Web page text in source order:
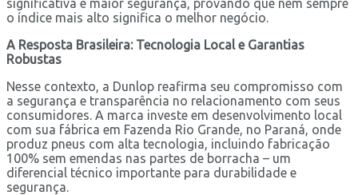
significativa e maior segurança, provando que nem sempre
o índice mais alto significa o melhor negócio.
A Resposta Brasileira: Tecnologia Local e Garantias
Robustas
Nesse contexto, a Dunlop reafirma seu compromisso com
a segurança e transparência no relacionamento com seus
consumidores. A marca investe em desenvolvimento local
com sua fábrica em Fazenda Rio Grande, no Paraná, onde
produz pneus com alta tecnologia, incluindo fabricação
100% sem emendas nas partes de borracha – um
diferencial técnico importante para durabilidade e
segurança.